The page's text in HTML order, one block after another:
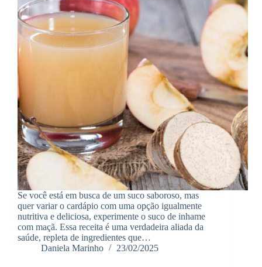
Se você está em busca de um suco saboroso, mas
quer variar o cardápio com uma opção igualmente
nutritiva e deliciosa, experimente o suco de inhame
com maçã. Essa receita é uma verdadeira aliada da
saúde, repleta de ingredientes que…
Daniela Marinho
23/02/2025